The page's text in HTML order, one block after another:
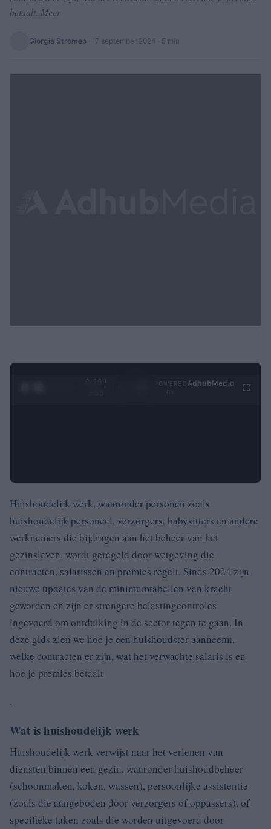
betaalt. Meer
Giorgia Stromeo 17 september 2024 · 5 min
0:29 /
Ad hubMedia
Huishoudelijk werk, waaronder personen zoals
huishoudelijk personeel, verzorgers, babysitters en andere
werknemers die bijdragen aan het beheer van het
gezinsleven, wordt geregeld door wetgeving die
contracten, salarissen en premies regelt. Sinds 2024 zijn
nieuwe updates van de minimumtabellen van kracht
geworden en zijn er strengere belastingcontroles
ingevoerd om ontduiking in de sector tegen te gaan. In
deze gids zien we hoe je een huishoudster aanneemt,
welke contracten er zijn, wat het verwachte salaris is en
hoe je premies betaalt
.
Wat is huishoudelijk werk
Huishoudelijk werk verwijst naar het verlenen van
diensten binnen een gezin, waaronder huishoudbeheer
(schoonmaken, koken, wassen), persoonlijke assistentie
(zoals die aangeboden door verzorgers of oppassers), of
specifieke taken zoals die worden uitgevoerd door